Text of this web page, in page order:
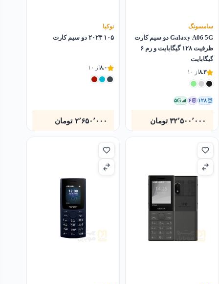
سامسونگ
Galaxy A06 5G دو سیم کارت
ظرفیت ۱۲۸ گیگابایت و رم ۶
گیگابایت
۸.۳ از ۱۰
۱۲۸ ۶ ۵G
۳۲٬۵۰۰٬۰۰۰ تومان
نوکیا
۱۰۵ ۲۰۲۳ دو سیم‌ کارت
۸.۰از ۱۰
۲٬۶۵۰٬۰۰۰ تومان